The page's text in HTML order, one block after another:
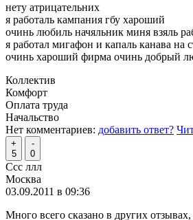
нету атрицательних
я работаль кампания гбу хароший
очинь любиль начяльник миня взяль
я работал мигафон и капаль канава на
очинь хароший фирма очинь добрый
Коллектив
Комфорт
Оплата труда
Начальство
Нет комментариев: добавить ответ?
+
5
-
0
Ссс ллл
Москва
03.09.2011 в 09:36
Много всего сказано в других